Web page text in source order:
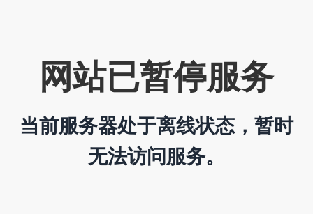
网站已暂停服务
当前服务器处于离线状态，暂时
无法访问服务。